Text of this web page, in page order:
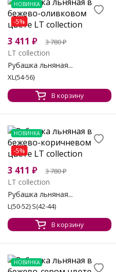
НОВИНКА
-5%
3 411 ₽ 3 780₽
LT collection
Рубашка льняная...
XL(54-56)
В корзину
НОВИНКА
-5%
3 411 ₽ 3 780₽
LT collection
Рубашка льняная...
L(50-52) S(42-44)
В корзину
НОВИНКА